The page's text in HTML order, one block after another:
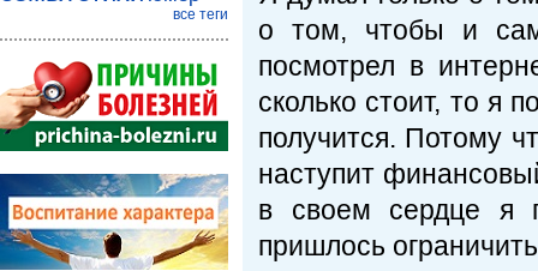
о том, чтобы и
посмотрел в
сколько стоит, то я
получится. Потому
наступит
в своем сердце я
пришлось
все теги